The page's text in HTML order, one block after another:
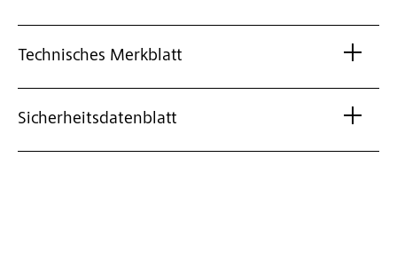
Technisches Merkblatt
Sicherheitsdatenblatt